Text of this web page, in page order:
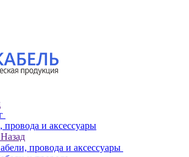
провода и аксессуары
Назад
провода и аксессуары